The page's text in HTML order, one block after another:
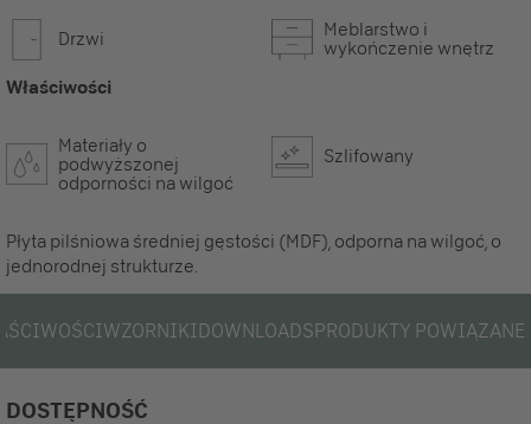
Drzwi
Meblarstwo i
wykończenie wnętrz
Właściwości
Materiały o
podwyższonej
odporności na wilgoć
Szlifowany
Płyta pilśniowa średniej gęstości (MDF), odporna na wilgoć, o
jednorodnej strukturze.
WZORNIKIDOWNLOADSPRODUKTY POWIĄZANE
DOSTĘPNOŚĆ